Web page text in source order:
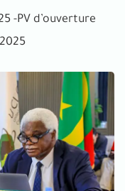
-PV d’ouverture